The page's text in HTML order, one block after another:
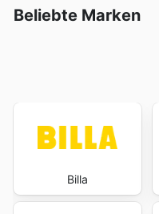
Beliebte Marken
Billa